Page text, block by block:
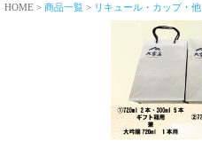
HOME > 商品一覧 > リキュール・カップ・他